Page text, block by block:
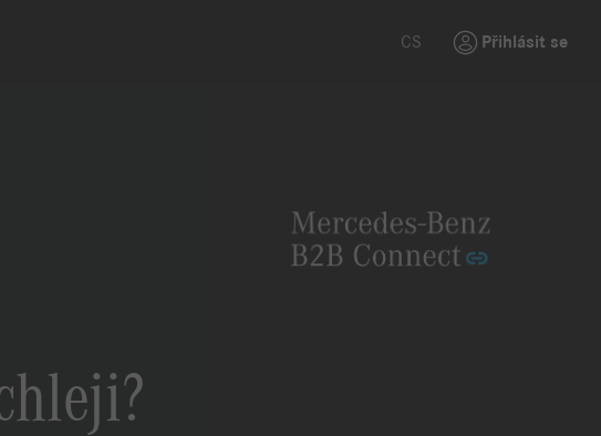
CS Přihlásit se